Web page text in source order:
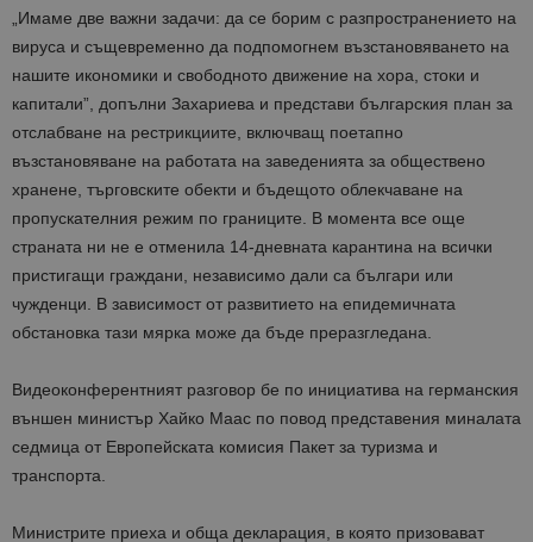
„Имаме две важни задачи: да се борим с разпространението на
вируса и същевременно да подпомогнем възстановяването на
нашите икономики и свободното движение на хора, стоки и
капитали”, допълни Захариева и представи българския план за
отслабване на рестрикциите, включващ поетапно
възстановяване на работата на заведенията за обществено
хранене, търговските обекти и бъдещото облекчаване на
пропускателния режим по границите. В момента все още
страната ни не е отменила 14-дневната карантина на всички
пристигащи граждани, независимо дали са българи или
чужденци. В зависимост от развитието на епидемичната
обстановка тази мярка може да бъде преразгледана.
Видеоконферентният разговор бе по инициатива на германския
външен министър Хайко Маас по повод представения миналата
седмица от Европейската комисия Пакет за туризма и
транспорта.
Министрите приеха и обща декларация, в която призовават